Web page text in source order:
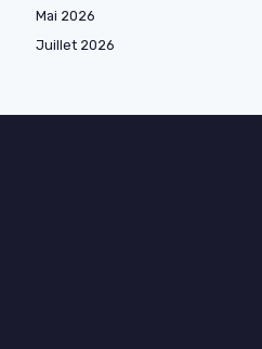
Mai 2026
Juillet 2026